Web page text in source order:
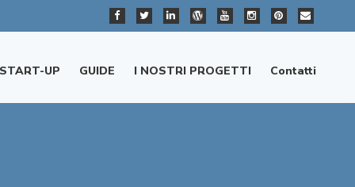
START-UP GUIDE I NOSTRI PROGETTI Contatti